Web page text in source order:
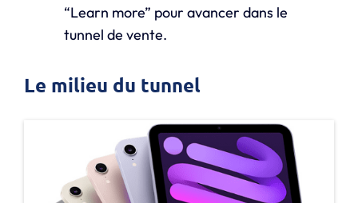
“Learn more” pour avancer dans le
tunnel de vente.
Le milieu du tunnel